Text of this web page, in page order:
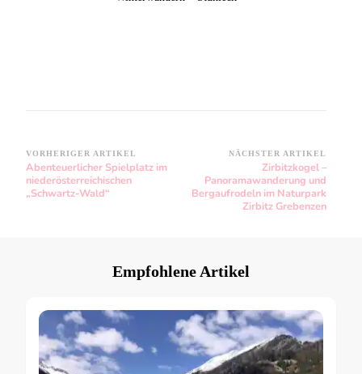
Beitragsnavigation
VORHERIGER ARTIKEL
Abenteuerlicher Spielplatz im
niederösterreichischen
„Schwartz-Wald“
NÄCHSTER ARTIKEL
Zirbitzkogel –
Panoramawanderung und
Bergaufrodeln im Naturpark
Zirbitz Grebenzen
Empfohlene Artikel